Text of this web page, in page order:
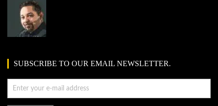
SUBSCRIBE TO OUR EMAIL NEWSLETTER.